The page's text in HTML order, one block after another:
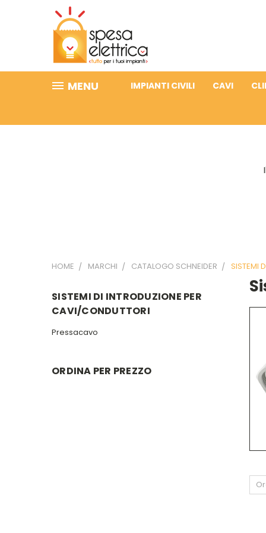
MENU IMPIANTI CIVILI CAVI
HOME MARCHI CATALOGO SCHNEIDER SISTEMI
SISTEMI DI INTRODUZIONE PER
CAVI/CONDUTTORI
Pressacavo
ORDINA PER PREZZO